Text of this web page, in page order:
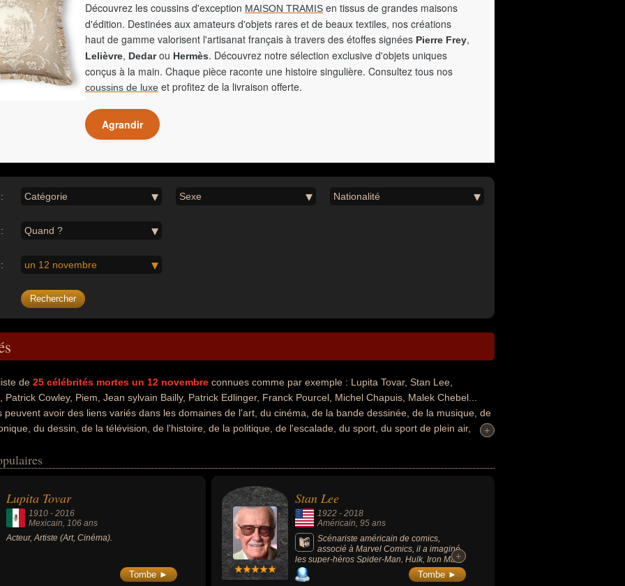
Découvrez les coussins d'exception MAISON TRAMIS en tissus de grandes maisons
d'édition. Destinées aux amateurs d'objets rares et de beaux textiles, nos créations
haut de gamme valorisent l'artisanat français à travers des étoffes signées Pierre Frey,
Lelièvre, Dedarou Hermès. Découvrez notre sélection exclusive d'objets uniques
conçus à la main. Chaque pièce raconte une histoire singulière. Consultez tous nos
coussins de luxe et profitez de la livraison offerte.
Agrandir
Catégorie Sexe Nationalité
Quand ?
un 12 novembre
de 25 célébrités mortes un 12 novembre connues comme par exemple : Lupita Tovar, Stan Lee,
Patrick Cowley, Piem, Jean sylvain Bailly, Patrick Edlinger, Franck Pourcel, Michel Chapuis, Malek Chebel...
peuvent avoir des liens variés dans les domaines de l'art, du cinéma, de la bande dessinée, de la musique, de
du dessin, de la télévision, de l'histoire, de la politique, de l'escalade, du sport, du sport de plein air,
avoir été acteur, artiste, auteur de bande dessinée, éditeur, éditeur de bandes dessinées, homme d'affaire,
animateur, animateur de télévision, caricaturiste, dessinateur, homme d'état, maire, grimpeur, sportif,
chef d'orchestre, compositeur d'easy listening, compositeur de variétés, enseignant, organiste, professeur de
philosophe, psychanalyste ou scientifique. En ce qui concerne leurs nationalités au moment de leurs
avoir été mexicain, américain, francais ou algérien par exemple.
+
+
Lupita Tovar
1910 - 2016
Mexicain, 106 ans
Acteur, Artiste (Art, Cinéma).
Tombe ►
Stan Lee
1922 -2018
Américain, 95 ans
Scénariste américain de comics,
associé à Marvel Comics, il a imaginé
les super-héros Spider-Man, Hulk, Iron Man,
les Avengers, les X-Men, ainsi que
beaucoup d'autres.
+
+
Tombe ►